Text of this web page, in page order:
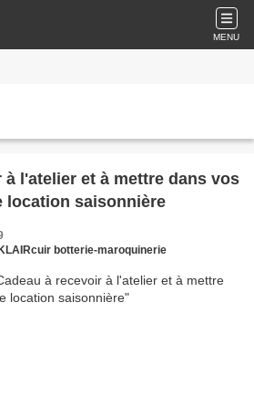
MENU
à l'atelier et à mettre dans vos
location saisonnière
botterie-maroquinerie